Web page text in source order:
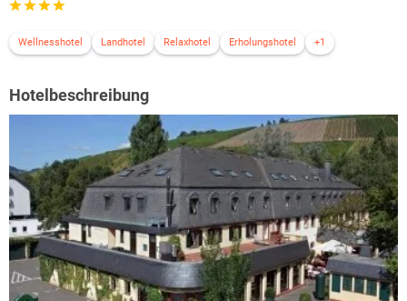
Wellnesshotel Landhotel Relaxhotel Erholungshotel +1
Hotelbeschreibung